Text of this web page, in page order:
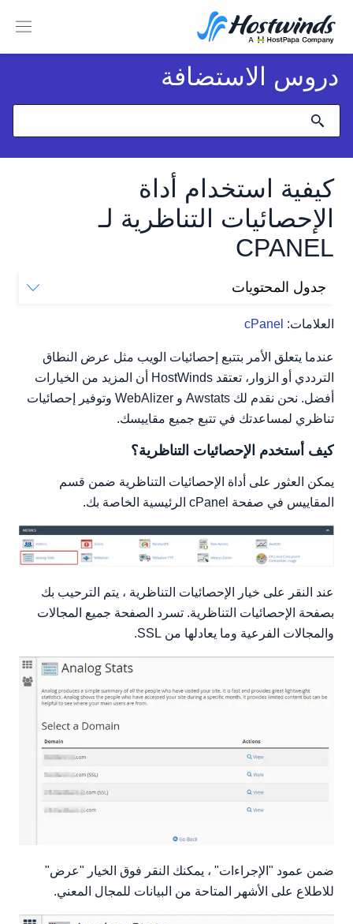
دروس الاستضافة
كيفية استخدام أداة
الإحصائيات التناظرية لـ
CPANEL
العلامات: cPanel
جدول المحتويات
احصائيات التناظرية
الملخص العام
تقرير شهري
ملخص يومي
ملخص كل ساعة
تقرير المجال
تقرير المُحيل المُعاد توجيهه
تقرير المرجع الفاشل
إحالة تقرير الموقع
تقرير المستعرض
تقرير نظام التشغيل
تقرير رمز الحالة
تقرير حجم الملف
تقرير الدليل
عندما يتعلق الأمر بتتبع إحصائيات الويب مثل عرض النطاق
الترددي أو الزوار، تعتقد HostWinds أن المزيد من الخيارات
أفضل. نحن نقدم لك Awstats و WebAlizer وتوفير إحصائيات
تناظري لمساعدتك في تتبع جميع مقاييسك.
كيف أستخدم الإحصائيات التناظرية؟
يمكن العثور على أداة الإحصائيات التناظرية ضمن قسم
المقاييس في صفحة cPanel الرئيسية الخاصة بك.
عند النقر على خيار الإحصائيات التناظرية ، يتم الترحيب بك
بصفحة الإحصائيات التناظرية. تسرد الصفحة جميع المجالات
والمجالات الفرعية وما يعادلها من SSL.
ضمن عمود "الإجراءات" ، يمكنك النقر فوق الخيار "عرض"
للاطلاع على الأشهر المتاحة من البيانات للمجال المعني.